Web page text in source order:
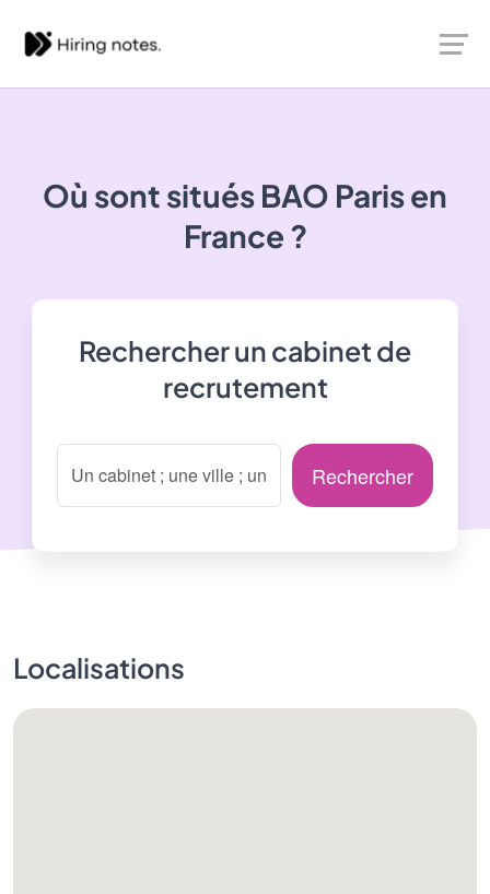
Où sont situés BAO Parisen
France ?
Rechercher un cabinet de
recrutement
Rechercher
Localisations